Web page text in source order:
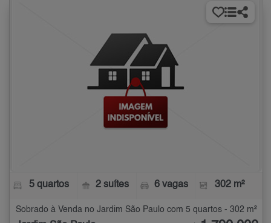
5 quartos 2 suítes 6 vagas 302 m²
Sobrado à Venda no Jardim São Paulo com 5 quartos - 302 m²